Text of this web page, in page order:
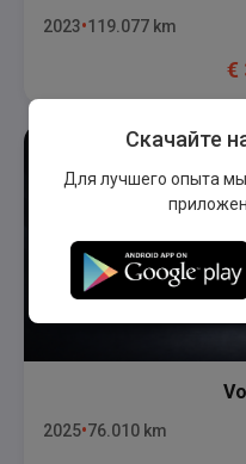
2023 119.077 km
€
2025 76.010 km
Скачайте
Для лучшего опыта